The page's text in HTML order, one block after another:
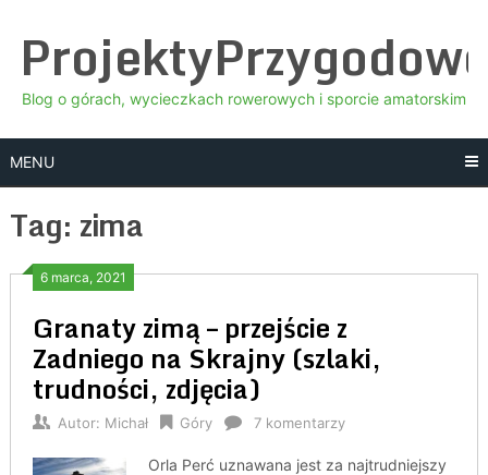
content
Blog o górach, wycieczkach rowerowych i sporcie amatorskim
MENU
Tag: zima
6 marca, 2021
Granaty zimą – przejście z
Zadniego na Skrajny (szlaki,
trudności, zdjęcia)
Autor: Michał Góry 7 komentarzy
Orla Perć uznawana jest za najtrudniejszy